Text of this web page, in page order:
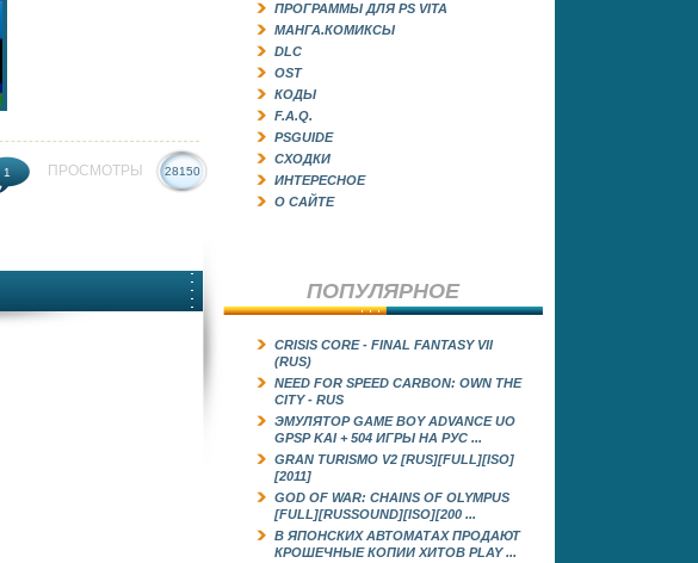
ПРОСМОТРЫ 28150
1
ПРОГРАММЫ ДЛЯ PS VITA
МАНГА.КОМИКСЫ
DLC
OST
КОДЫ
F.A.Q.
PSGUIDE
СХОДКИ
ИНТЕРЕСНОЕ
О САЙТЕ
ПОПУЛЯРНОЕ
CRISIS CORE - FINAL FANTASY VII
(RUS)
NEED FOR SPEED CARBON: OWN THE
CITY - RUS
ЭМУЛЯТОР GAME BOY ADVANCE UO
GРSP KAI + 504 ИГРЫ НА РУС ...
GRAN TURISMO V2 [RUS][FULL][ISO]
[2011]
GOD OF WAR: CHAINS OF OLYMPUS
[FULL][RUSSOUND][ISO][200 ...
В ЯПОНСКИХ АВТОМАТАХ ПРОДАЮТ
КРОШЕЧНЫЕ КОПИИ ХИТОВ PLAY ...